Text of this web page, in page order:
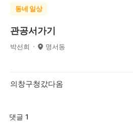
동네 일상
관공서가기
박선희 명서동
의창구청갔다옴
댓글 1